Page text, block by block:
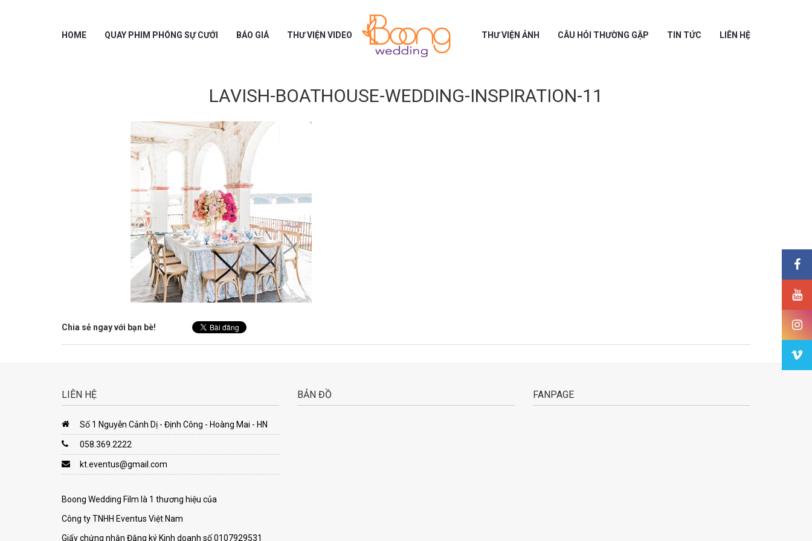
HOME QUAY PHIM PHÓNG SỰ CƯỚI BÁO GIÁ THƯ VIỆN VIDEO THƯ VIỆN ẢNH CÂU HỎI THƯỜNG GẶP TIN TỨC LIÊN HỆ
LAVISH-BOATHOUSE-WEDDING-INSPIRATION-11
Chia sẻ ngay với bạn bè!
LIÊN HỆ
Số 1 Nguyễn Cảnh Dị - Định Công - Hoàng Mai - HN
058.369.2222
kt.eventus@gmail.com
Boong Wedding Film là 1 thương hiệu của
Công ty TNHH Eventus Việt Nam
Giấy chứng nhận Đăng ký Kinh doanh số 0107929531
BẢN ĐỒ FANPAGE